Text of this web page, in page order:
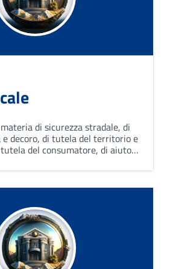
di sicurezza stradale, di
e decoro, di tutela del territorio e
del consumatore, di aiuto e